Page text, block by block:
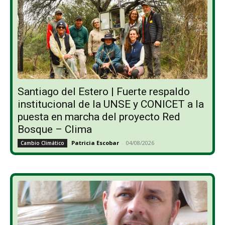
Santiago del Estero | Fuerte respaldo
institucional de la UNSE y CONICET a la
puesta en marcha del proyecto Red
Bosque – Clima
Cambio Climático Patricia Escobar - 04/08/2026